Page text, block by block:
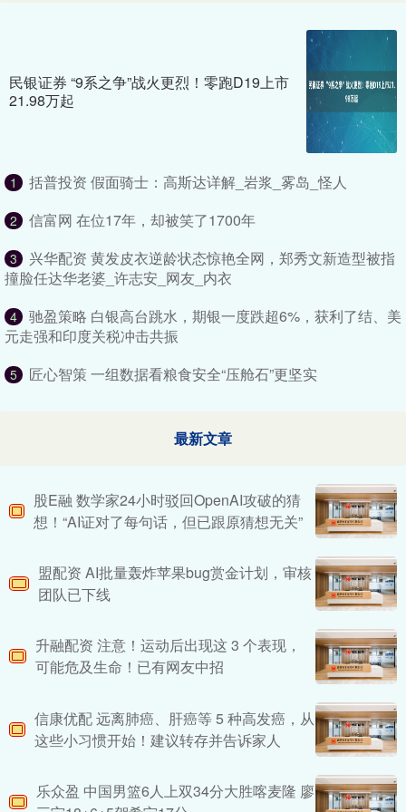
民银证券 “9系之争”战火更烈！零跑D19上市
21.98万起
1 括普投资 假面骑士：高斯达详解_岩浆_雾岛_怪人
2 信富网 在位17年，却被笑了1700年
3
兴华配资 黄发皮衣逆龄状态惊艳全网，郑秀文新造型被指
撞脸任达华老婆_许志安_网友_内衣
4
驰盈策略 白银高台跳水，期银一度跌超6%，获利了结、美
元走强和印度关税冲击共振
5 匠心智策 一组数据看粮食安全“压舱石”更坚实
最新文章
股E融 数学家24小时驳回OpenAI攻破的猜
想！“AI证对了每句话，但已跟原猜想无关”
盟配资 AI批量轰炸苹果bug赏金计划，审核
团队已下线
升融配资 注意！运动后出现这 3 个表现，
可能危及生命！已有网友中招
信康优配 远离肺癌、肝癌等 5 种高发癌，从
这些小习惯开始！建议转存并告诉家人
乐众盈 中国男篮6人上双34分大胜喀麦隆 廖